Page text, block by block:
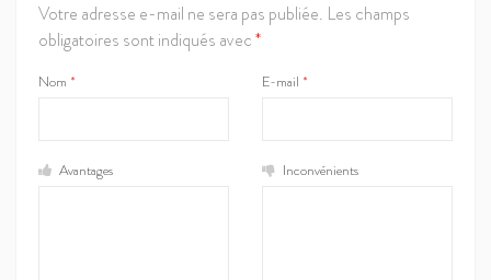
Votre adresse e-mail ne sera pas publiée. Les champs
obligatoires sont indiqués avec*
Nom * E-mail *
Avantages Inconvénients